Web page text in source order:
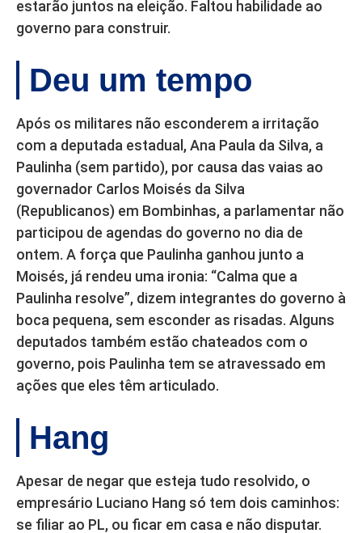
estarão juntos na eleição. Faltou habilidade ao
governo para construir.
Deu um tempo
Após os militares não esconderem a irritação
com a deputada estadual, Ana Paula da Silva, a
Paulinha (sem partido), por causa das vaias ao
governador Carlos Moisés da Silva
(Republicanos) em Bombinhas, a parlamentar não
participou de agendas do governo no dia de
ontem. A força que Paulinha ganhou junto a
Moisés, já rendeu uma ironia: “Calma que a
Paulinha resolve”, dizem integrantes do governo à
boca pequena, sem esconder as risadas. Alguns
deputados também estão chateados com o
governo, pois Paulinha tem se atravessado em
ações que eles têm articulado.
Hang
Apesar de negar que esteja tudo resolvido, o
empresário Luciano Hang só tem dois caminhos:
se filiar ao PL, ou ficar em casa e não disputar.